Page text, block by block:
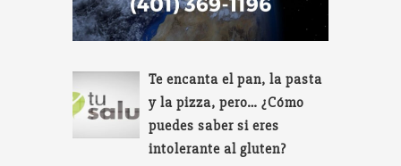
Te encanta el pan, la pasta
y la pizza, pero… ¿Cómo
puedes saber si eres
intolerante al gluten?